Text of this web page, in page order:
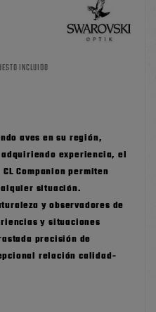
INCLUIDO
aves en su región,
experiencia, el
Companion permiten
situación.
y observadores de
y situaciones
precisión de
relación calidad-